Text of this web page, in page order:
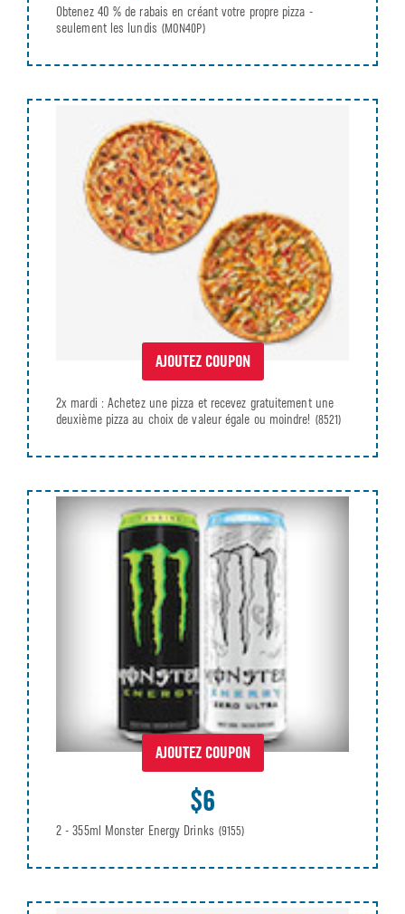
Obtenez 40 % de rabais en créant votre propre pizza -
seulement les lundis (MON40P)
AJOUTEZ COUPON
2x mardi : Achetez une pizza et recevez gratuitement une
deuxième pizza au choix de valeur égale ou moindre! (8521)
AJOUTEZ COUPON
$6
2 - 355ml Monster Energy Drinks (9155)